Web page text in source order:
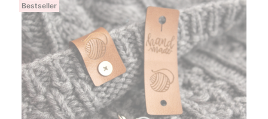
Bestseller